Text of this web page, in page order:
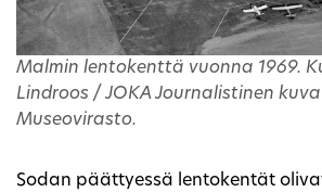
Malmin lentokenttä vuonna 1969.
Lindroos / JOKA Journalistinen
Museovirasto.
Sodan päättyessä lentokentät